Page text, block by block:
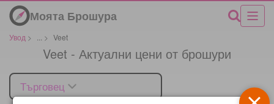
Моята Брошура
Увод > > Veet
Veet - Актуални цени от брошури
Търговец